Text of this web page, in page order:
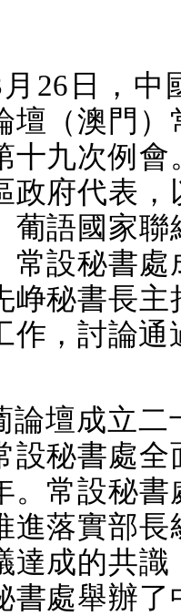
月 26 日，
壇（澳門）
十九次例會
政府代表，
葡語國家聯
常設秘書處
峥秘書長主
作，討論通
論壇成立二
設秘書處全
。常設秘書
進落實部長
達成的共識
書處舉辦了